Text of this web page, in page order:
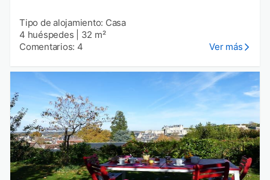
Tipo de alojamiento: Casa
4 huéspedes
32 m²
Comentarios: 4
Ver más